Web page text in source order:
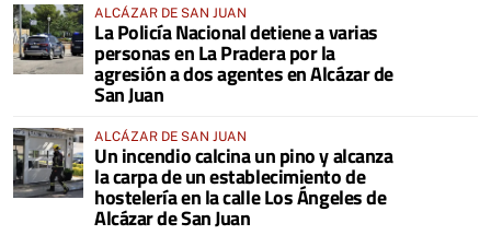
ALCÁZAR DE SAN JUAN
La Policía Nacional detiene a varias
personas en La Pradera por la
agresión a dos agentes en Alcázar de
San Juan
ALCÁZAR DE SAN JUAN
Un incendio calcina un pino y alcanza
la carpa de un establecimiento de
hostelería en la calle Los Ángeles de
Alcázar de San Juan